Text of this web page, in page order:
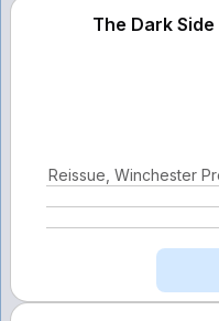
The Dark
Reissue, Winchester